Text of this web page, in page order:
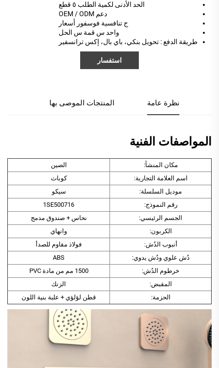
الحد الأدنى لكمية الطلب ٥ قطع
دعم OEM / ODM
ج تنافسية فوسفور أسعار
واحد س قمة س الحل
طريقة الدفع: تحويل بنكي، باي بال، إكس ترانسفير
استفسار
نظرة عامة المنتجات الموصى بها
المواصفات الفنية
مكان المنشأ:
الصين
اسم العلامة التجارية:
كوباث
موديل السلسلة:
سيكو
رقم النموذج:
1SE500716
الجسم الرئيسي:
نحاس + صندوق مدمج
الكربون:
وانهاي
أنبوب الدُش:
فولاذ مقاوم للصدأ
دُش علوي ودُش يدوي:
ABS
خرطوم الدُش:
1500 مم من مادة PVC
المقبض:
الزنك
الحزمة:
قطن لؤلؤي + علبة بنية اللون